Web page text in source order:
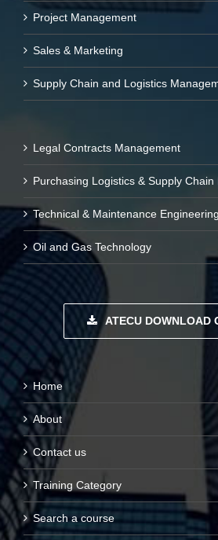
Project Management
Sales & Marketing
Supply Chain and Logistics
Legal Contracts Management
Purchasing Logistics & Supply
Technical & Maintenance Engineering
Oil and Gas Technology
ATECU DOWNLOAD
Home
About
Contact us
Training Category
Search a course